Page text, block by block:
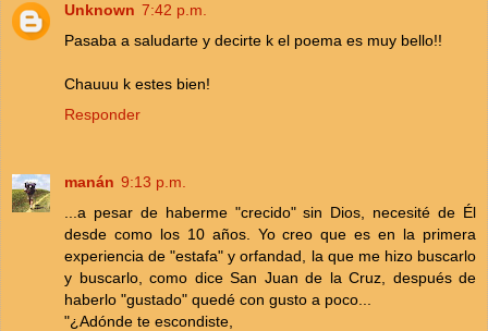
Unknown 7:42 p.m.
Pasaba a saludarte y decirte k el poema es muy bello!!
Chauuu k estes bien!
Responder
manán 9:13 p.m.
...a pesar de haberme "crecido" sin Dios, necesité de Él
desde como los 10 años. Yo creo que es en la primera
experiencia de "estafa" y orfandad, la que me hizo buscarlo
y buscarlo, como dice San Juan de la Cruz, después de
haberlo "gustado" quedé con gusto a poco...
"¿Adónde te escondiste,